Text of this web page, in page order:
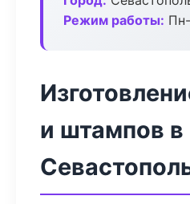
Режим работы:
и штампов в